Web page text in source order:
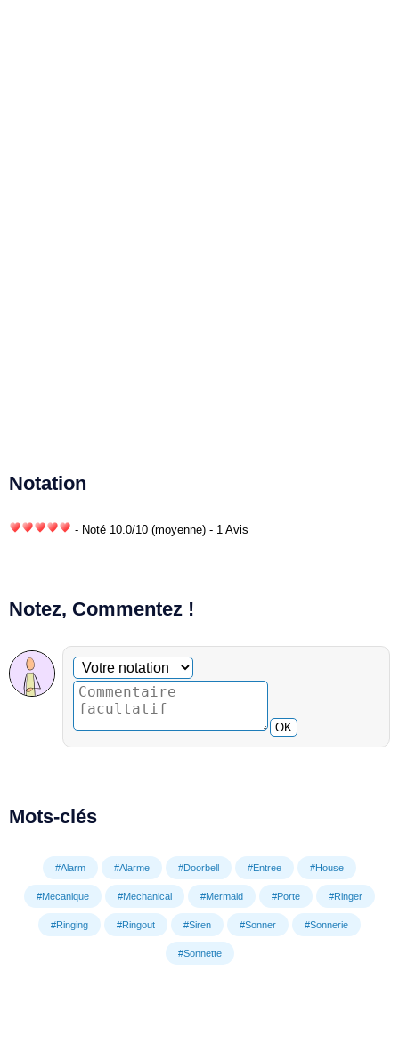
Notation
- Noté 10.0/10 (moyenne) - 1 Avis
Notez, Commentez !
Commentaire facultatif
Votre notation
OK
Mots-clés
#Alarm #Alarme #Doorbell #Entree #House
#Mecanique #Mechanical #Mermaid #Porte #Ringer
#Ringing #Ringout #Siren #Sonner #Sonnerie
#Sonnette